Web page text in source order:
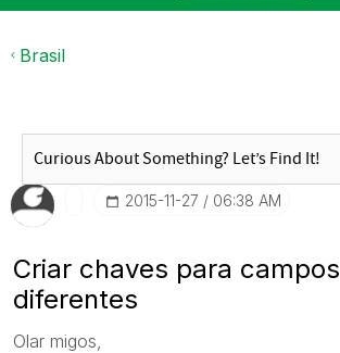
Brasil
‎2015-11-27 06:38 AM
Criar chaves para campos
diferentes
Olar migos,